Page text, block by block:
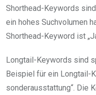
Shorthead-Keywords
ein hohes Suchvolumen
Shorthead-Keyword ist
Longtail-Keywords sind
Beispiel für ein Longtail-
sonderausstattung“. Die